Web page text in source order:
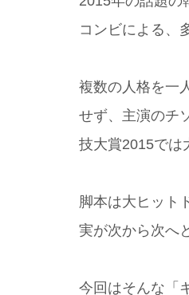
コンビによる、
複数の人格を一
せず、主演のチ
技大賞2015では
脚本は大ヒット
実が次から次へ
今回はそんな「